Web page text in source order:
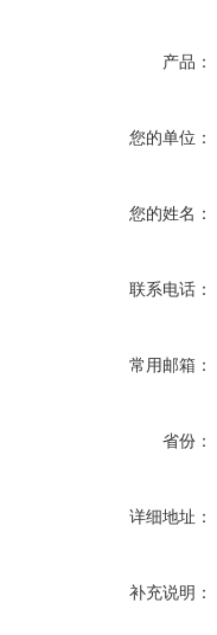
产品：
您的单位：
您的姓名：
联系电话：
常用邮箱：
省份：
详细地址：
补充说明：